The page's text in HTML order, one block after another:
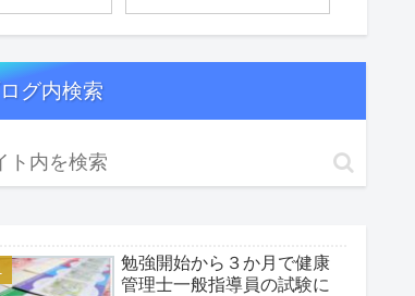
グ内検索
勉強開始から３か月で健康
管理士一般指導員の試験に